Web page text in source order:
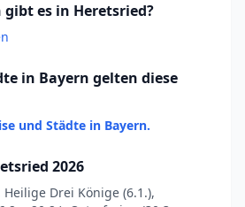
gibt es in Heretsried?
in Bayern gelten diese
und Städte in Bayern.
2026
Drei Könige (6.1.),